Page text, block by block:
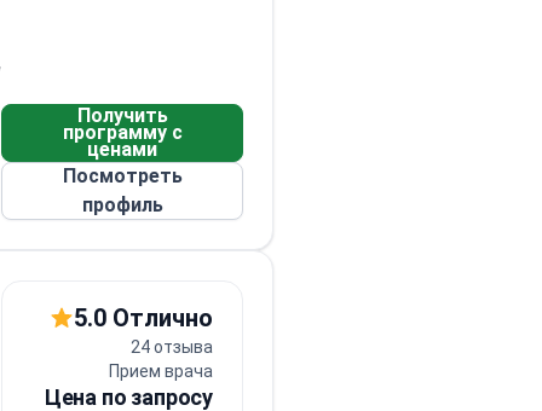
Получить
программу с
ценами
Посмотреть
профиль
5.0 Отлично
24 отзыва
Прием врача
Цена по запросу